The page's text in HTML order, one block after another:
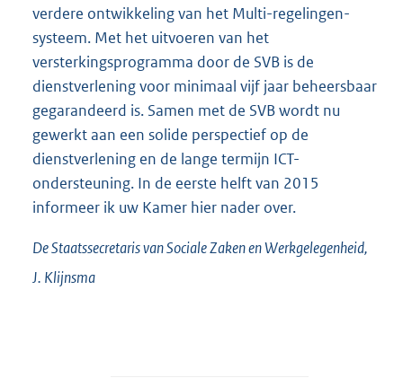
verdere ontwikkeling van het Multi-regelingen-
systeem. Met het uitvoeren van het
versterkingsprogramma door de SVB is de
dienstverlening voor minimaal vijf jaar beheersbaar
gegarandeerd is. Samen met de SVB wordt nu
gewerkt aan een solide perspectief op de
dienstverlening en de lange termijn ICT-
ondersteuning. In de eerste helft van 2015
informeer ik uw Kamer hier nader over.
De Staatssecretaris van Sociale Zaken en Werkgelegenheid,
J. Klijnsma